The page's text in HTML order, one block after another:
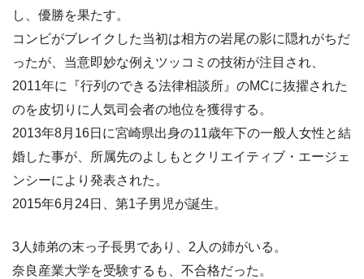
し、優勝を果たす。
コンビがブレイクした当初は相方の岩尾の影に隠れがちだ
ったが、当意即妙な例えツッコミの技術が注目され、
2011年に『行列のできる法律相談所』のMCに抜擢された
のを皮切りに人気司会者の地位を獲得する。
2013年8月16日に宮崎県出身の11歳年下の一般人女性と結
婚した事が、所属先のよしもとクリエイティブ・エージェ
ンシーにより発表された。
2015年6月24日、第1子男児が誕生。
3人姉弟の末っ子長男であり、2人の姉がいる。
奈良産業大学を受験するも、不合格だった。